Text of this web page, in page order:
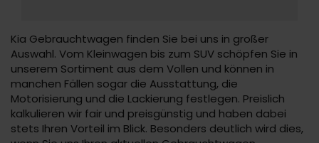
Kia Gebrauchtwagen finden Sie bei uns in großer
Auswahl. Vom Kleinwagen bis zum SUV schöpfen Sie in
unserem Sortiment aus dem Vollen und können in
manchen Fällen sogar die Ausstattung, die
Motorisierung und die Lackierung festlegen. Preislich
kalkulieren wir fair und preisgünstig und haben dabei
stets Ihren Vorteil im Blick. Besonders deutlich wird dies,